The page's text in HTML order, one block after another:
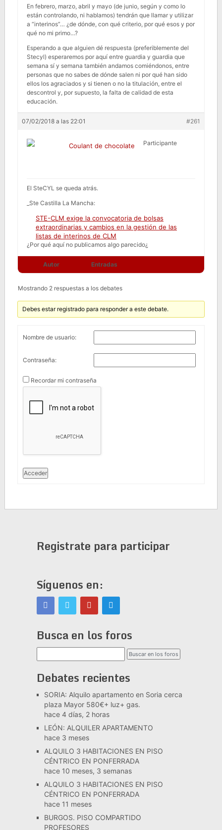
En febrero, marzo, abril y mayo (de junio, según y como lo
están controlando, ni hablamos) tendrán que llamar y utilizar
a “interinos”… ¿de dónde, con qué criterio, por qué esos y por
qué no mi primo…?
Esperando a que alguien dé respuesta (preferiblemente del
Stecyl) esperaremos por aquí entre guardia y guardia que
semana sí y semana también andamos comiéndonos, entre
personas que no sabes de dónde salen ni por qué han sido
ellos los agraciados y si tienen o no la titulación, entre el
descontrol y, por supuesto, la falta de calidad de esta
educación.
07/02/2018 a las 22:01 #261
Coulant de chocolate Participante
El SteCYL se queda atrás.
_Ste Castilla La Mancha:
STE-CLM exige la convocatoria de bolsas
extraordinarias y cambios en la gestión de las
listas de interinos de CLM
¿Por qué aquí no publicamos algo parecido¿
Autor Entradas
Mostrando 2 respuestas a los debates
Debes estar registrado para responder a este debate.
Nombre de usuario:
Contraseña:
Recordar mi contraseña
Acceder
Registrate para participar
Síguenos en:
Busca en los foros
Debates recientes
SORIA: Alquilo apartamento en Soria cerca
plaza Mayor 580€+ luz+ gas.
hace 4 días, 2 horas
LEÓN: ALQUILER APARTAMENTO
hace 3 meses
ALQUILO 3 HABITACIONES EN PISO
CÉNTRICO EN PONFERRADA
hace 10 meses, 3 semanas
ALQUILO 3 HABITACIONES EN PISO
CÉNTRICO EN PONFERRADA
hace 11 meses
BURGOS. PISO COMPARTIDO
PROFESORES